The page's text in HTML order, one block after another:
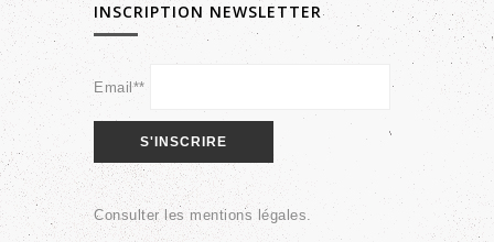
INSCRIPTION NEWSLETTER
Email**
Consulter lesmentions légales.